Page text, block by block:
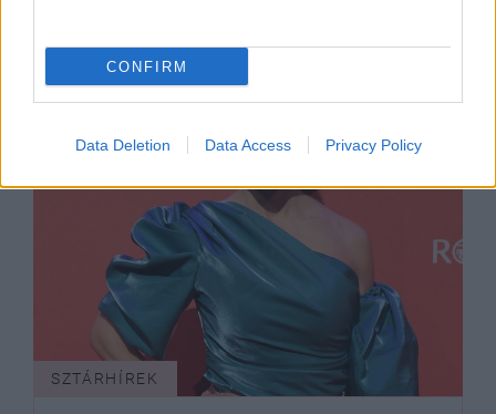
CONFIRM
Data Deletion Data Access Privacy Policy
SZTÁRHÍREK